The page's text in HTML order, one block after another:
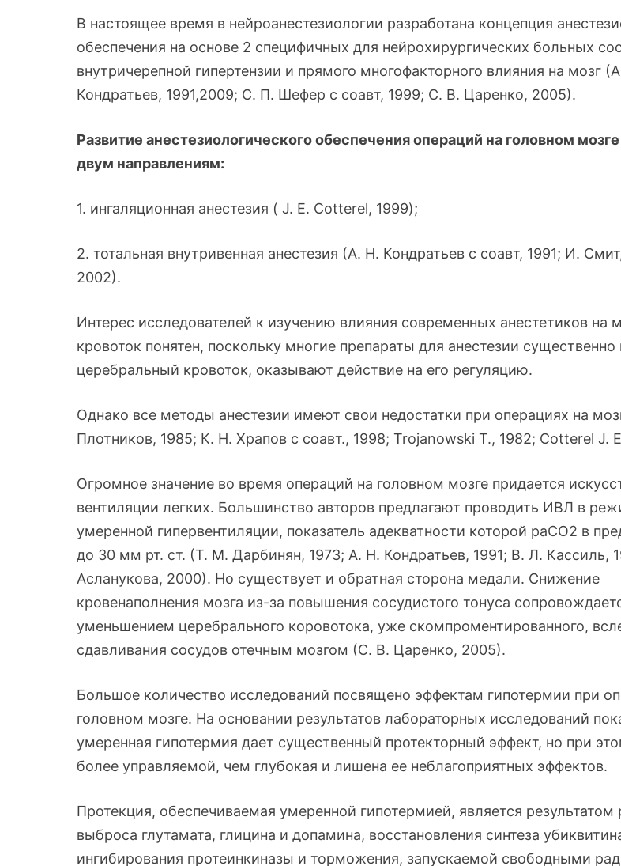
В настоящее время в нейроанестезиологии разработана концепция
обеспечения на основе 2 специфичных для нейрохирургических больных
внутричерепной гипертензии и прямого многофакторного влияния на мозг
Кондратьев, 1991,2009; С. П. Шефер с соавт, 1999; С. В. Царенко, 2005).
Развитие анестезиологического обеспечения операций на головном
двум направлениям:
1. ингаляционная анестезия ( J. Е. Cotterel, 1999);
2. тотальная внутривенная анестезия (А. Н. Кондратьев с соавт, 1991; И.
2002).
Интерес исследователей к изучению влияния современных анестетиков на
кровоток понятен, поскольку многие препараты для анестезии
церебральный кровоток, оказывают действие на его регуляцию.
Однако все методы анестезии имеют свои недостатки при операциях на
Плотников, 1985; К. Н. Храпов с соавт., 1998; Trojanowski T., 1982; Cotterel J.
Огромное значение во время операций на головном мозге придается
вентиляции легких. Большинство авторов предлагают проводить ИВЛ в
умеренной гипервентиляции, показатель адекватности которой раСО2 в
до 30 мм рт. ст. (Т. М. Дарбинян, 1973; А. Н. Кондратьев, 1991; В. Л. Кассиль,
Асланукова, 2000). Но существует и обратная сторона медали. Снижение
кровенаполнения мозга из-за повышения сосудистого тонуса
уменьшением церебрального коровотока, уже скомпроментированного,
сдавливания сосудов отечным мозгом (С. В. Царенко, 2005).
Большое количество исследований посвящено эффектам гипотермии при
головном мозге. На основании результатов лабораторных исследований
умеренная гипотермия дает существенный протекторный эффект, но при
более управляемой, чем глубокая и лишена ее неблагоприятных эффектов.
Протекция, обеспечиваемая умеренной гипотермией, является результатом
выброса глутамата, глицина и допамина, восстановления синтеза
ингибирования протеинкиназы и торможения, запускаемой свободными